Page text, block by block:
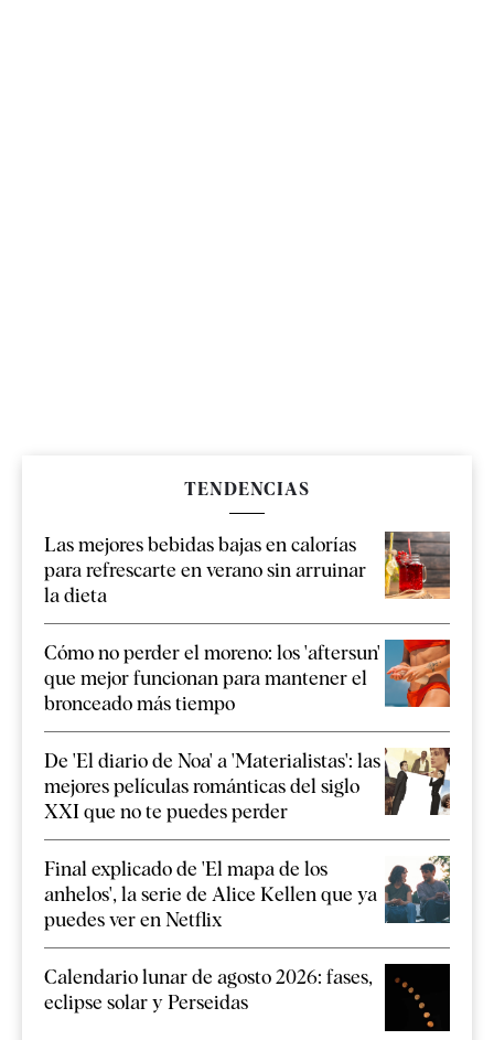
TENDENCIAS
Las mejores bebidas bajas en calorías
para refrescarte en verano sin arruinar
la dieta
Cómo no perder el moreno: los 'aftersun'
que mejor funcionan para mantener el
bronceado más tiempo
De 'El diario de Noa' a 'Materialistas': las
mejores películas románticas del siglo
XXI que no te puedes perder
Final explicado de 'El mapa de los
anhelos', la serie de Alice Kellen que ya
puedes ver en Netflix
Calendario lunar de agosto 2026: fases,
eclipse solar y Perseidas